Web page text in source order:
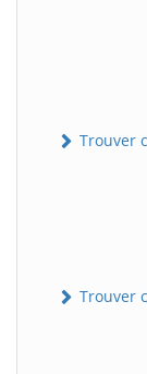
Trouver
Trouver